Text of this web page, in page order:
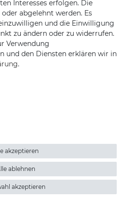
Ahrensburg
auf Facebook
zzgl. Versandkosten
Interesses erfolgen. Die
abgelehnt werden. Es
und die Einwilligung
zu ändern oder zu widerrufen.
Verwendung
und den Diensten erklären wir in
.
akzeptieren
ablehnen
akzeptieren